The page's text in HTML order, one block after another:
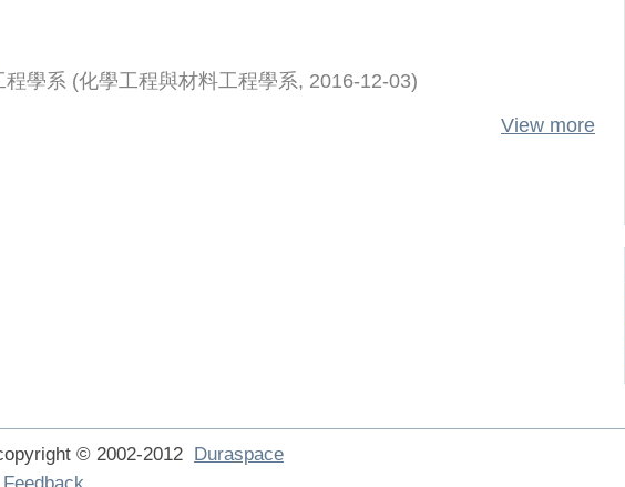
程學系 (化學工程與材料工程學系, 2016-12-03)
View more
© 2002-2012 Duraspace